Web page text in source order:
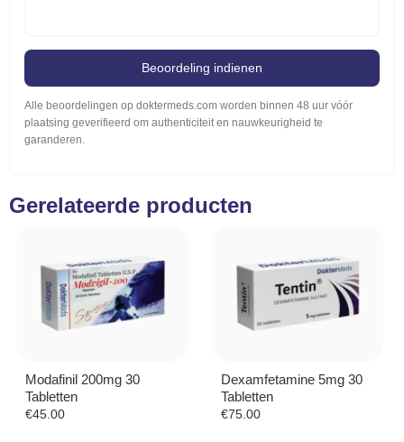
Beoordeling indienen
Alle beoordelingen op doktermeds.com worden binnen 48 uur vóór
plaatsing geverifieerd om authenticiteit en nauwkeurigheid te
garanderen.
Gerelateerde producten
Modafinil 200mg 30
Tabletten
€45.00
Dexamfetamine 5mg 30
Tabletten
€75.00